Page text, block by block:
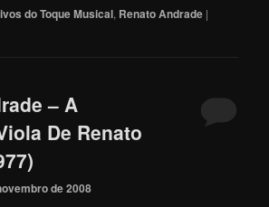
do Toque Musical, Renato Andrade |
– A
De Renato
de 2008